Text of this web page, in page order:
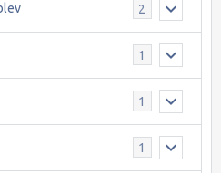
2
1
1
1